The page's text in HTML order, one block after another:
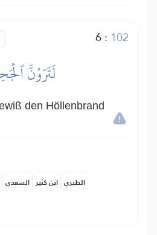
6: 102
لَتَرَوُنَّ
den Höllenbrand
السعدي ابن كثير الطبري